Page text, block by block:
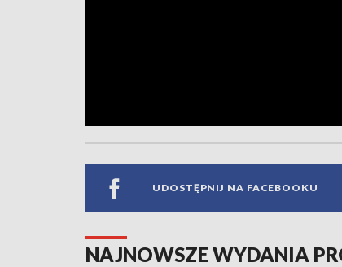
UDOSTĘPNIJ NA FACEBOOKU
NAJNOWSZE WYDANIA